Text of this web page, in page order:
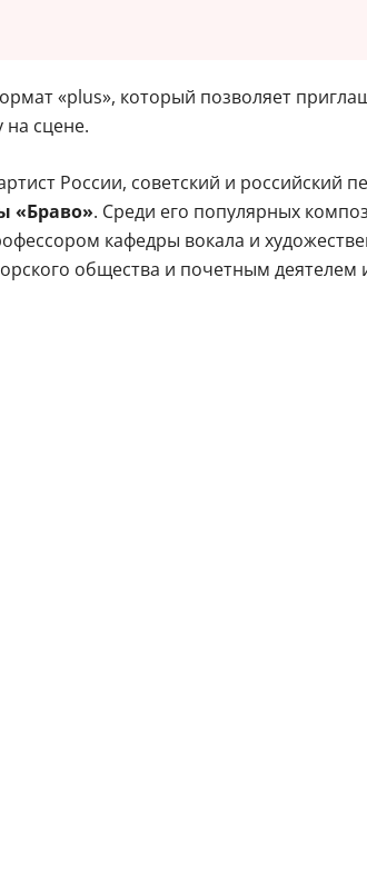
«plus», который позволяет
сцене.
России, советский и российский
«Браво». Среди его популярных
кафедры вокала и
общества и почетным деятелем